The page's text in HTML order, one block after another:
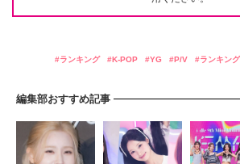
ランキング K-POP YG P/V ランキン
編集部おすすめ記事